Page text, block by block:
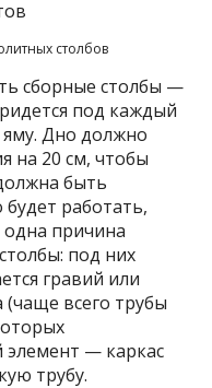
столбов
сборные столбы —
под каждый
Дно должно
на 20 см, чтобы
быть
работать,
причина
под них
гравий или
(чаще всего трубы
— каркас
трубу.